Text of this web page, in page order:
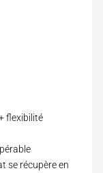
flexibilité
se récupère en